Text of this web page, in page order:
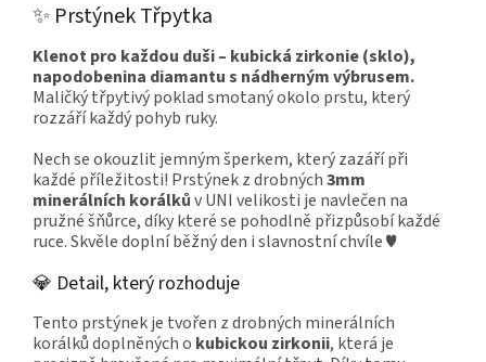
✨ Prstýnek Třpytka
Klenot pro každou duši – kubická zirkonie (sklo),
napodobenina diamantu s nádherným výbrusem.
Maličký třpytivý poklad smotaný okolo prstu, který
rozzáří každý pohyb ruky.
Nech se okouzlit jemným šperkem, který zazáří při
každé příležitosti! Prstýnek z drobných3mm
minerálních korálkův UNI velikosti je navlečen na
pružné šňůrce, díky které se pohodlně přizpůsobí každé
ruce. Skvěle doplní běžný den i slavnostní chvíle ♥
💎 Detail, který rozhoduje
Tento prstýnek je tvořen z drobných minerálních
korálků doplněných o kubickou zirkonii, která je